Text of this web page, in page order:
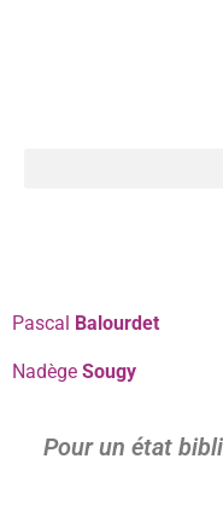
Pascal Balourdet
Nadège Sougy
Pour un état